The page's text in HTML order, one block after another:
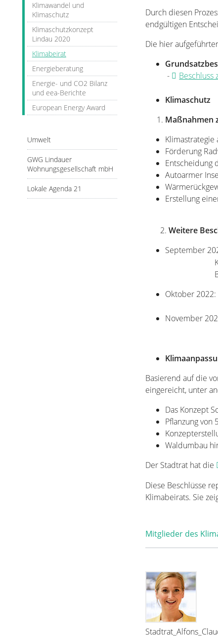
Klimawandel und
Klimaschutz
Klimaschutzkonzept
Lindau 2020
Klimabeirat
Energieberatung
Energie- und CO2 Bilanz
und eea-Berichte
European Energy Award
Umwelt
GWG Lindauer
Wohnungsgesellschaft mbH
Lokale Agenda 21
Durch diesen
endgültigen
Die hier
-
Beschluss
Klimaschutz
Maßnahmen
Klimastrategie
Förderung
Entscheidung
Autoarmer
Erstellung
2. Weitere
September
Oktober
November
Basierend auf die
eingereicht, unter
Das Konzept
Pflanzung von
Waldumbau
Der Stadtrat hat die
Diese Beschlüsse
Klimabeirats. Sie
Mitglieder des